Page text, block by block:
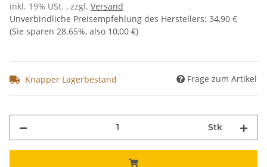
inkl. 19% USt. , zzgl. Versand
Unverbindliche Preisempfehlung des Herstellers: 34,90 €
(Sie sparen 28.65%, also 10,00 €)
Knapper Lagerbestand Frage zum Artikel
Stk